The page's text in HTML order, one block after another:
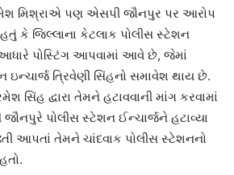
મિશ્રાએ પણ એસપી જૌનપુર પર આરોપ
કે જિલ્લાના કેટલાક પોલીસ સ્ટેશન
પોસ્ટિંગ આપવામાં આવે છે, જેમાં
ઇન્ચાર્જ ત્રિવેણી સિંહનો સમાવેશ થાય છે.
સિંહ દ્વારા તેમને હટાવવાની માંગ કરવામાં
પોલીસ સ્ટેશન ઈન્ચાર્જને હટાવ્યા
આપતાં તેમને ચાંદવાક પોલીસ સ્ટેશનનો